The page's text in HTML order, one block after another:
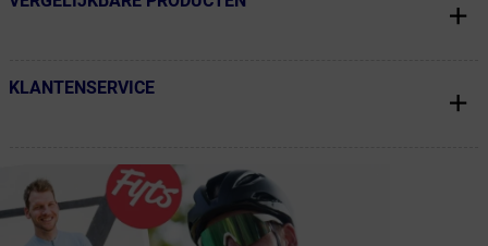
← Terug naar productnavigatie
KLANTENSERVICE